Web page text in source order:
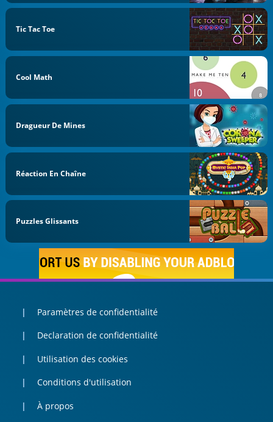
Tic Tac Toe
Cool Math
Dragueur De Mines
Réaction En Chaîne
Puzzles Glissants
Paramètres de confidentialité
Declaration de confidentialité
Utilisation des cookies
Conditions d'utilisation
À propos